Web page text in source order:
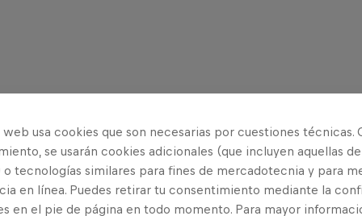
web usa cookies que son necesarias por cuestiones técnicas.
se usarán cookies adicionales (que incluyen aquellas de
tecnologías similares para fines de mercadotecnia y para
en línea. Puedes retirar tu consentimiento mediante la
en el pie de página en todo momento. Para mayor